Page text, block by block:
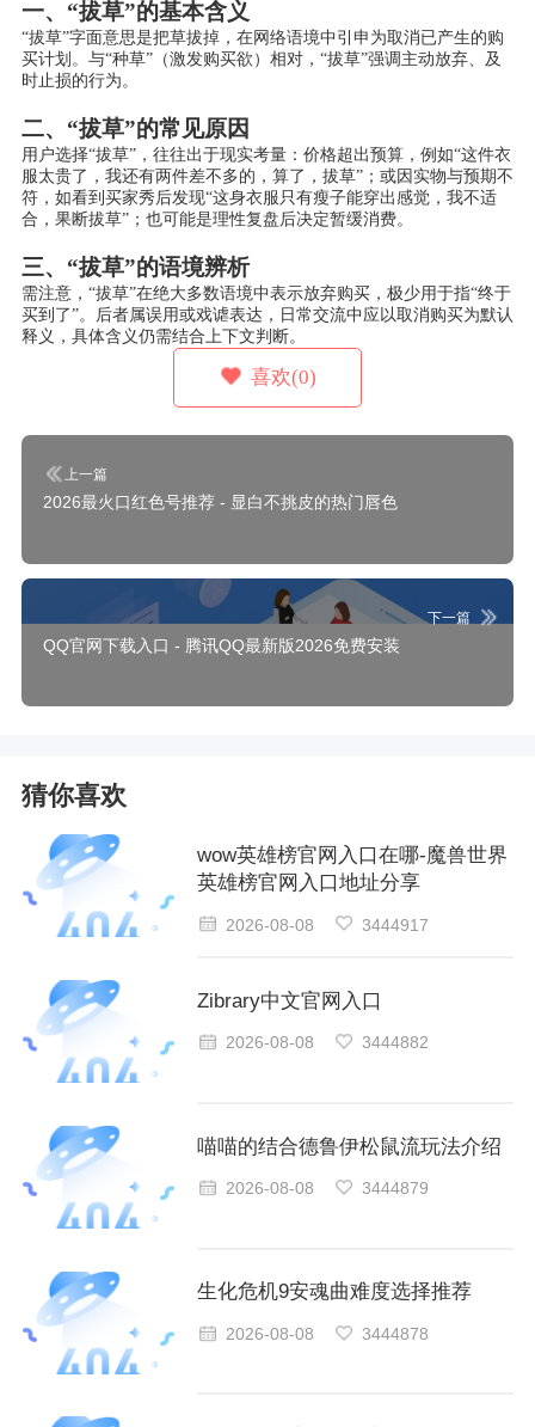
一、“拔草”的基本含义
“拔草”字面意思是把草拔掉，在网络语境中引申为取消已产生的购
买计划。与“种草”（激发购买欲）相对，“拔草”强调主动放弃、及
时止损的行为。
二、“拔草”的常见原因
用户选择“拔草”，往往出于现实考量：价格超出预算，例如“这件衣
服太贵了，我还有两件差不多的，算了，拔草”；或因实物与预期不
符，如看到买家秀后发现“这身衣服只有瘦子能穿出感觉，我不适
合，果断拔草”；也可能是理性复盘后决定暂缓消费。
三、“拔草”的语境辨析
需注意，“拔草”在绝大多数语境中表示放弃购买，极少用于指“终于
买到了”。后者属误用或戏谑表达，日常交流中应以取消购买为默认
释义，具体含义仍需结合上下文判断。
喜欢(0)
上一篇
2026最火口红色号推荐 - 显白不挑皮的热门唇色
下一篇
QQ官网下载入口 - 腾讯QQ最新版2026免费安装
猜你喜欢
wow英雄榜官网入口在哪-魔兽世界
英雄榜官网入口地址分享
2026-08-08 3444917
Zibrary中文官网入口
2026-08-08 3444882
喵喵的结合德鲁伊松鼠流玩法介绍
2026-08-08 3444879
生化危机9安魂曲难度选择推荐
2026-08-08 3444878